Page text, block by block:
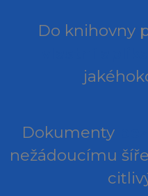
Do knihovny
Dokumenty
nežádoucímu